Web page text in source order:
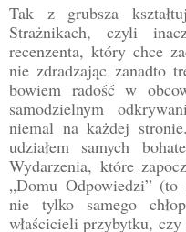
Tak z grubsza
Strażnikach, czyli
recenzenta, który chce
nie zdradzając zanadto
bowiem radość w
samodzielnym
niemal na każdej
udziałem samych
Wydarzenia, które
„Domu Odpowiedzi”
nie tylko samego
właścicieli przybytku, czy